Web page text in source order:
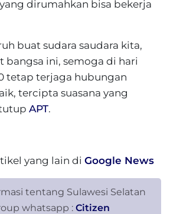
dirumahkan bisa bekerja
buat sudara saudara kita,
bangsa ini, semoga di hari
tetap terjaga hubungan
tercipta suasana yang
APT.
yang lain di Google News
tentang Sulawesi Selatan
whatsapp : Citizen